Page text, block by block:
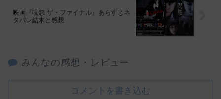
映画『呪怨 ザ・ファイナル』あらすじネ
タバレ結末と感想
みんなの感想・レビュー
コメントを書き込む